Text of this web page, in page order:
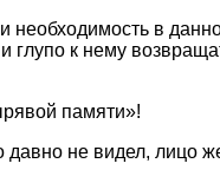
необходимость в
к нему
памяти»!
давно не видел,